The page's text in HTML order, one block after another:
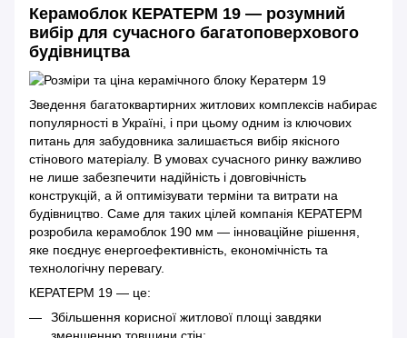
Керамоблок КЕРАТЕРМ 19 — розумний
вибір для сучасного багатоповерхового
будівництва
Зведення багатоквартирних житлових комплексів набирає
популярності в Україні, і при цьому одним із ключових
питань для забудовника залишається вибір якісного
стінового матеріалу. В умовах сучасного ринку важливо
не лише забезпечити надійність і довговічність
конструкцій, а й оптимізувати терміни та витрати на
будівництво. Саме для таких цілей компанія КЕРАТЕРМ
розробила керамоблок 190 мм — інноваційне рішення,
яке поєднує енергоефективність, економічність та
технологічну перевагу.
КЕРАТЕРМ 19 — це:
Збільшення корисної житлової площі завдяки